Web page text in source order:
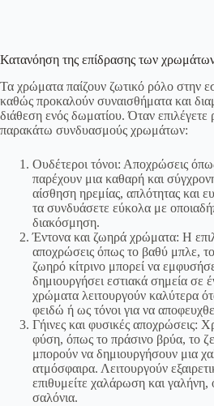
Κατανόηση της επίδρασης των
Τα χρώματα παίζουν ζωτικό ρόλο στην
καθώς προκαλούν συναισθήματα και
διάθεση ενός δωματίου. Όταν
παρακάτω συνδυασμούς χρωμάτων:
Ουδέτεροι τόνοι: Αποχρώσεις
παρέχουν μια καθαρή και
αίσθηση ηρεμίας, απλότητας και
τα συνδυάσετε εύκολα με
διακόσμηση.
Έντονα και ζωηρά χρώματα: Η
αποχρώσεις όπως το βαθύ μπλε,
ζωηρό κίτρινο μπορεί να
δημιουργήσει εστιακά σημεία σε
χρώματα λειτουργούν καλύτερα
φειδώ ή ως τόνοι για να
Γήινες και φυσικές αποχρώσεις:
φύση, όπως το πράσινο βρύα, το
μπορούν να δημιουργήσουν μια
ατμόσφαιρα. Λειτουργούν
επιθυμείτε χαλάρωση και
σαλόνια.